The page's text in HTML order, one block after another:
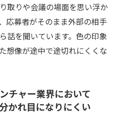
取りや会議の場面を思い浮か
応募者がそのまま外部の相手
話を聞いています。色の印象
想像が途中で途切れにくくな
チャー業界において
かれ目になりにくい